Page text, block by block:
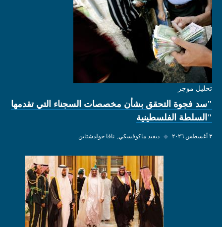
تحليل موجز
"سد فجوة التحقق بشأن مخصصات السجناء التي تقدمها
"السلطة الفلسطينية
٣ أغسطس ٢٠٢٦ ◆ ديفيد ماكوفسكي نافا جولدشتاين